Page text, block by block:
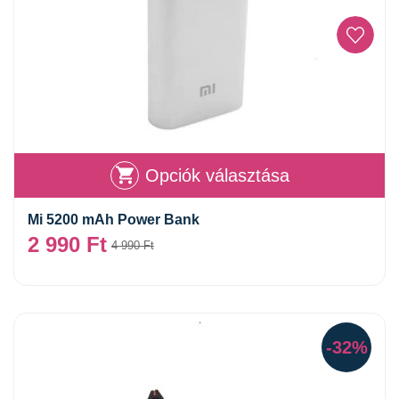
Opciók választása
Mi 5200 mAh Power Bank
4 990Ft
2 990 Ft
-32%